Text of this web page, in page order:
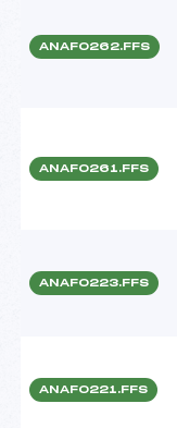
ANAF0262.FFS
ANAF0261.FFS
ANAF0223.FFS
ANAF0221.FFS